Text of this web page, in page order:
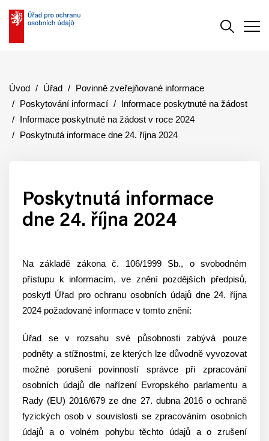
Úvod Úřad
Povinně zveřejňované informace
Poskytování informací
Informace poskytnuté na žádost
Informace poskytnuté na žádost v roce 2024
Poskytnutá informace dne 24. října 2024
Poskytnutá informace
dne 24. října 2024
Na základě zákona č. 106/1999 Sb., o svobodném
přístupu k informacím, ve znění pozdějších předpisů,
poskytl Úřad pro ochranu osobních údajů dne 24. října
2024 požadované informace v tomto znění:
Úřad se v rozsahu své působnosti zabývá pouze
podněty a stížnostmi, ze kterých lze důvodně vyvozovat
možné porušení povinností správce při zpracování
osobních údajů dle nařízení Evropského parlamentu a
Rady (EU) 2016/679 ze dne 27. dubna 2016 o ochraně
fyzických osob v souvislosti se zpracováním osobních
údajů a o volném pohybu těchto údajů a o zrušení